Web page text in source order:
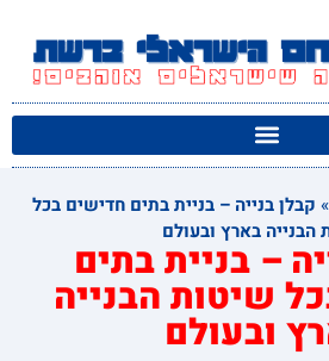
» קבלן בנייה – בניית בתים חדישים בכל
הבנייה בארץ ובעולם
– בניית בתים
שיטות הבנייה
ובעולם